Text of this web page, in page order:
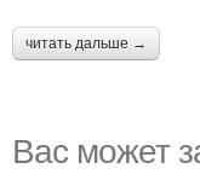
читать дальше →
Вас может